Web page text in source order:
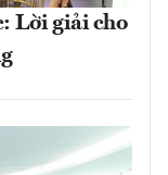
Lời giải cho